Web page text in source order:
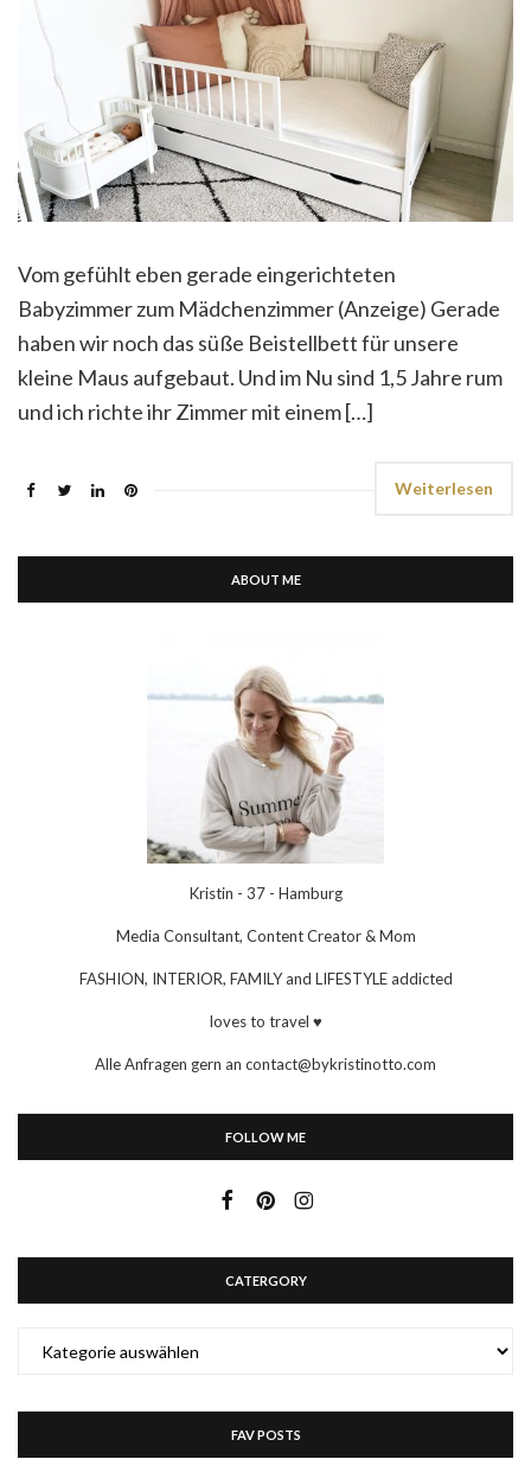
Vom gefühlt eben gerade eingerichteten
Babyzimmer zum Mädchenzimmer (Anzeige) Gerade
haben wir noch das süße Beistellbett für unsere
kleine Maus aufgebaut. Und im Nu sind 1,5 Jahre rum
und ich richte ihr Zimmer mit einem […]
Weiterlesen
ABOUT ME
Kristin - 37 - Hamburg
Media Consultant, Content Creator & Mom
FASHION, INTERIOR, FAMILY and LIFESTYLE addicted
loves to travel ♥
Alle Anfragen gern an contact@bykristinotto.com
FOLLOW ME
CATERGORY
FAV POSTS